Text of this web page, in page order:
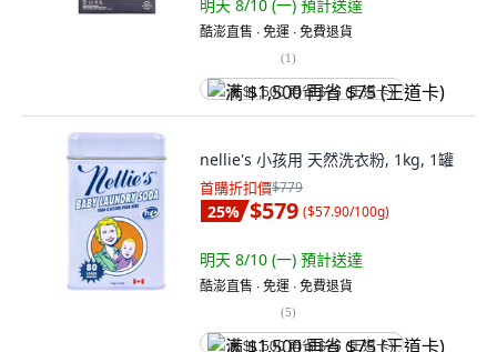
明天 8/10 (一) 預計送達
酷澎直售 ∙ 免運 ∙ 免費退貨
(1)
满 $1,500 再省 $75 (王道卡)
nellie's 小孩用 天然洗衣粉, 1kg, 1罐
首購折扣價$779
25% $579 ($57.90/100g)
明天 8/10 (一) 預計送達
酷澎直售 ∙ 免運 ∙ 免費退貨
(5)
满 $1,500 再省 $75 (王道卡)